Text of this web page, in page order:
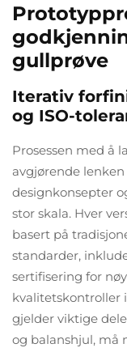
gullprøve
Iterativ
og ISO-
Prosessen med å
avgjørende
designkonsepter
stor skala. Hver
basert på
standarder,
sertifisering for
kvalitetskontroller
gjelder viktige
og balanshjul, må